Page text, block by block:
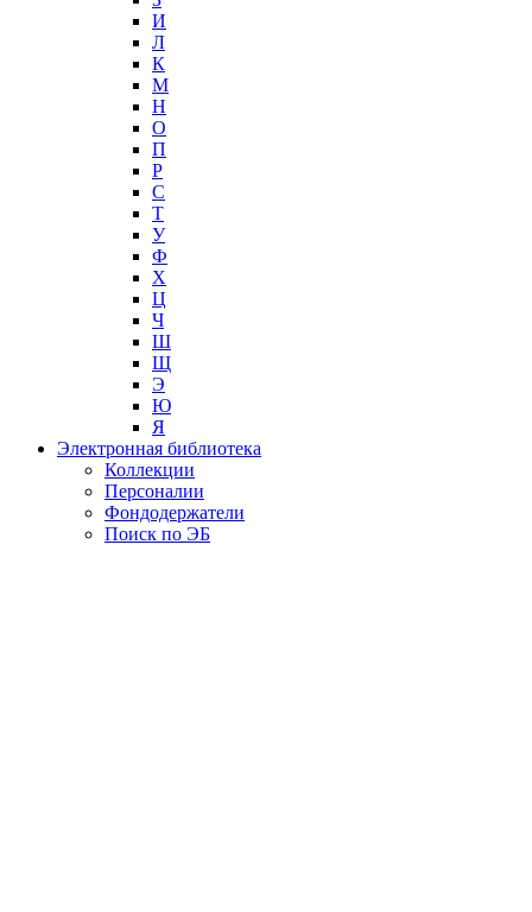
И
Л
К
М
Н
О
П
Р
С
Т
У
Ф
Х
Ц
Ч
Ш
Щ
Э
Ю
Я
Электронная библиотека
Коллекции
Персоналии
Фондодержатели
Поиск по ЭБ